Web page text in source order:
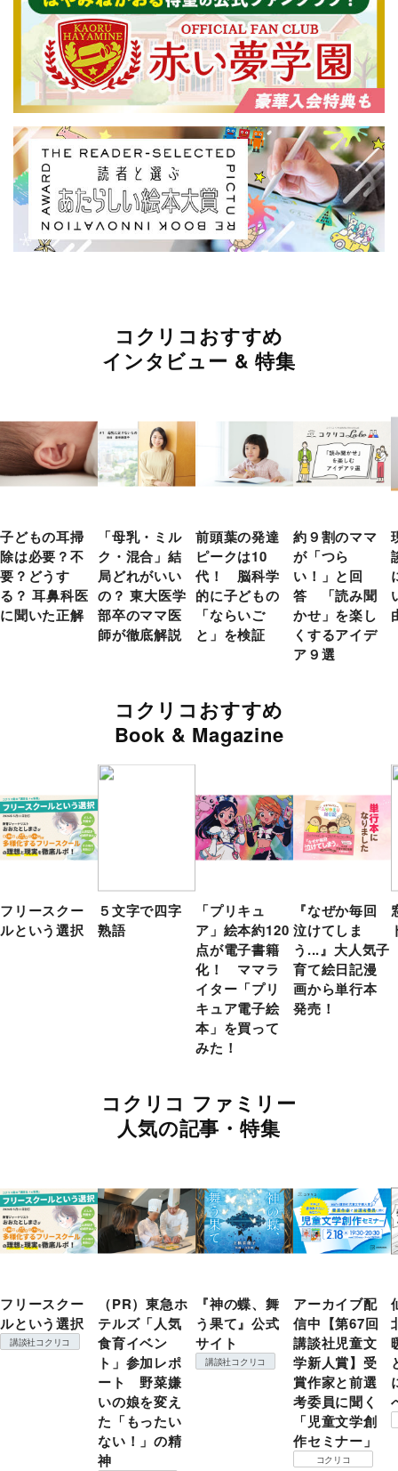
コクリコおすすめ
インタビュー & 特集
子どもの耳掃
除は必要？不
要？どうす
る？ 耳鼻科医
に聞いた正解
「母乳・ミル
ク・混合」結
局どれがいい
の？ 東大医学
部卒のママ医
師が徹底解説
前頭葉の発達
ピークは10
代！ 脳科学
的に子どもの
「ならいご
と」を検証
約９割のママ
が「つら
い！」と回
答 「読み聞
かせ」を楽し
くするアイデ
ア９選
コクリコおすすめ
Book & Magazine
フリースクー
ルという選択
５文字で四字
熟語
「プリキュ
ア」絵本約120
点が電子書籍
化！ ママラ
イター「プリ
キュア電子絵
本」を買って
みた！
『なぜか毎回
泣けてしま
う...』大人気子
育て絵日記漫
画から単行本
発売！
コクリコ ファミリー
人気の記事・特集
フリースクー
ルという選択
講談社コクリコ
（PR）東急ホ
テルズ「人気
食育イベン
ト」参加レポ
ート 野菜嫌
いの娘を変え
た「もったい
ない！」の精
神
『神の蝶、舞
う果て』公式
サイト
講談社コクリコ
アーカイブ配
信中【第67回
講談社児童文
学新人賞】受
賞作家と前選
考委員に聞く
「児童文学創
作セミナー」
コクリコ